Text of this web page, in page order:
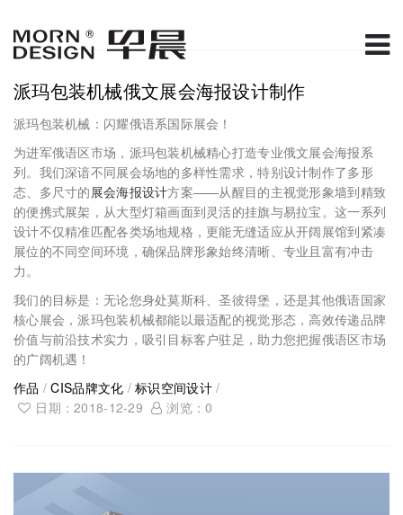
派玛包装机械俄文展会海报设计制作
派玛包装机械：闪耀俄语系国际展会！
为进军俄语区市场，派玛包装机械精心打造专业俄文展会海报系
列。我们深谙不同展会场地的多样性需求，特别设计制作了多形
态、多尺寸的展会海报设计方案——从醒目的主视觉形象墙到精致
的便携式展架，从大型灯箱画面到灵活的挂旗与易拉宝。这一系列
设计不仅精准匹配各类场地规格，更能无缝适应从开阔展馆到紧凑
展位的不同空间环境，确保品牌形象始终清晰、专业且富有冲击
力。
我们的目标是：无论您身处莫斯科、圣彼得堡，还是其他俄语国家
核心展会，派玛包装机械都能以最适配的视觉形态，高效传递品牌
价值与前沿技术实力，吸引目标客户驻足，助力您把握俄语区市场
的广阔机遇！
作品 /CIS品牌文化 /标识空间设计/
日期：2018-12-29
浏览：0